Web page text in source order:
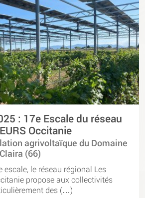
: 17e Escale du réseau
Occitanie
agrivoltaïque du Domaine
(66)
escale, le réseau régional Les
propose aux collectivités
des (…)